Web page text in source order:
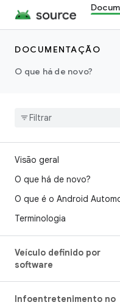
DOCUMENTAÇÃO
O que há de novo?
Visão geral
O que há de novo?
O que é o Android
Terminologia
Veículo definido por
software
Infoentretenimento no